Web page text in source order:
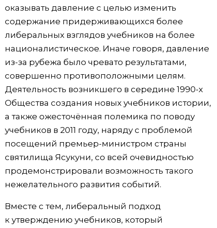
оказывать давление с целью изменить
содержание придерживающихся более
либеральных взглядов учебников на более
националистическое. Иначе говоря, давление
из-за рубежа было чревато результатами,
совершенно противоположными целям.
Деятельность возникшего в середине 1990-х
Общества создания новых учебников истории,
а также ожесточённая полемика по поводу
учебников в 2011 году, наряду с проблемой
посещений премьер-министром страны
святилища Ясукуни, со всей очевидностью
продемонстрировали возможность такого
нежелательного развития событий.
Вместе с тем, либеральный подход
к утверждению учебников, который